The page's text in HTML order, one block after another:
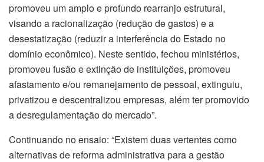
promoveu um amplo e profundo rearranjo estrutural,
visando a racionalização (redução de gastos) e a
desestatização (reduzir a interferência do Estado no
domínio econômico). Neste sentido, fechou ministérios,
promoveu fusão e extinção de instituições, promoveu
afastamento e/ou remanejamento de pessoal, extinguiu,
privatizou e descentralizou empresas, além ter promovido
a desregulamentação do mercado”.
Continuando no ensaio: “Existem duas vertentes como
alternativas de reforma administrativa para a gestão